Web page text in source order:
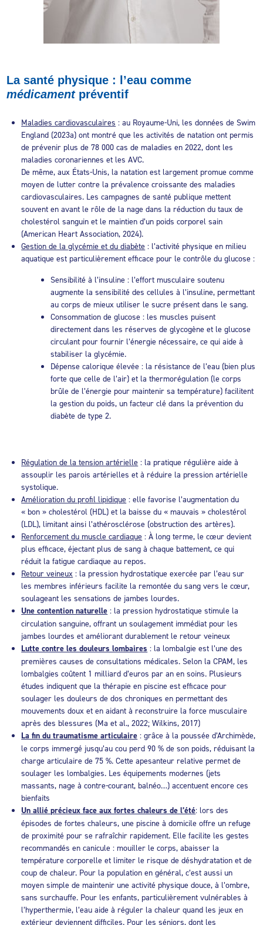
La santé physique : l’eau comme
médicamentpréventif
Maladies cardiovasculaires : au Royaume-Uni, les données de Swim
England (2023a) ont montré que les activités de natation ont permis
de prévenir plus de 78 000 cas de maladies en 2022, dont les
maladies coronariennes et les AVC.
De même, aux États-Unis, la natation est largement promue comme
moyen de lutter contre la prévalence croissante des maladies
cardiovasculaires. Les campagnes de santé publique mettent
souvent en avant le rôle de la nage dans la réduction du taux de
cholestérol sanguin et le maintien d’un poids corporel sain
(American Heart Association, 2024).
Gestion de la glycémie et du diabète : l’activité physique en milieu
aquatique est particulièrement efficace pour le contrôle du glucose :
Sensibilité à l’insuline : l’effort musculaire soutenu
augmente la sensibilité des cellules à l’insuline, permettant
au corps de mieux utiliser le sucre présent dans le sang.
Consommation de glucose : les muscles puisent
directement dans les réserves de glycogène et le glucose
circulant pour fournir l’énergie nécessaire, ce qui aide à
stabiliser la glycémie.
Dépense calorique élevée : la résistance de l’eau (bien plus
forte que celle de l’air) et la thermorégulation (le corps
brûle de l’énergie pour maintenir sa température) facilitent
la gestion du poids, un facteur clé dans la prévention du
diabète de type 2.
Régulation de la tension artérielle : la pratique régulière aide à
assouplir les parois artérielles et à réduire la pression artérielle
systolique.
Amélioration du profil lipidique : elle favorise l’augmentation du
« bon » cholestérol (HDL) et la baisse du « mauvais » cholestérol
(LDL), limitant ainsi l’athérosclérose (obstruction des artères).
Renforcement du muscle cardiaque : À long terme, le cœur devient
plus efficace, éjectant plus de sang à chaque battement, ce qui
réduit la fatigue cardiaque au repos.
Retour veineux : la pression hydrostatique exercée par l’eau sur
les membres inférieurs facilite la remontée du sang vers le cœur,
soulageant les sensations de jambes lourdes.
Une contention naturelle : la pression hydrostatique stimule la
circulation sanguine, offrant un soulagement immédiat pour les
jambes lourdes et améliorant durablement le retour veineux
Lutte contre les douleurs lombaires : la lombalgie est l’une des
premières causes de consultations médicales. Selon la CPAM, les
lombalgies coûtent 1 milliard d’euros par an en soins. Plusieurs
études indiquent que la thérapie en piscine est efficace pour
soulager les douleurs de dos chroniques en permettant des
mouvements doux et en aidant à reconstruire la force musculaire
après des blessures (Ma et al., 2022; Wilkins, 2017)
La fin du traumatisme articulaire : grâce à la poussée d’Archimède,
le corps immergé jusqu’au cou perd 90 % de son poids, réduisant la
charge articulaire de 75 %. Cette apesanteur relative permet de
soulager les lombalgies. Les équipements modernes (jets
massants, nage à contre-courant, balnéo…) accentuent encore ces
bienfaits
Un allié précieux face aux fortes chaleurs de l’été: lors des
épisodes de fortes chaleurs, une piscine à domicile offre un refuge
de proximité pour se rafraîchir rapidement. Elle facilite les gestes
recommandés en canicule : mouiller le corps, abaisser la
température corporelle et limiter le risque de déshydratation et de
coup de chaleur. Pour la population en général, c’est aussi un
moyen simple de maintenir une activité physique douce, à l’ombre,
sans surchauffe. Pour les enfants, particulièrement vulnérables à
l’hyperthermie, l’eau aide à réguler la chaleur quand les jeux en
extérieur deviennent difficiles. Pour les séniors, dont les